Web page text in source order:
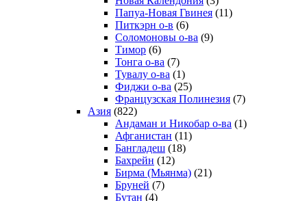
Папуа-Новая Гвинея (11)
Питкэрн о-в (6)
Соломоновы о-ва (9)
Тимор (6)
Тонга о-ва (7)
Тувалу о-ва (1)
Фиджи о-ва (25)
Французская Полинезия (7)
Азия (822)
Андаман и Никобар о-ва (1)
Афганистан (11)
Бангладеш (18)
Бахрейн (12)
Бирма (Мьянма) (21)
Бруней (7)
Бутан (4)